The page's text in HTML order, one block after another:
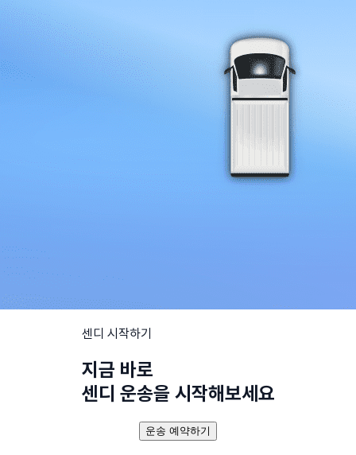
센디 시작하기
지금 바로
센디 운송을 시작해보세요
운송 예약하기